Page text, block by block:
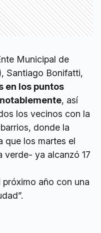
Municipal de
Santiago Bonifatti,
en los puntos
, así
los vecinos con la
donde la
que los martes el
verde- ya alcanzó 17
año con una